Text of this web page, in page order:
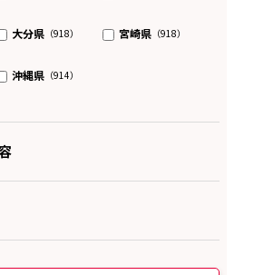
大分県 （918） 宮崎県 （918）
沖縄県 （914）